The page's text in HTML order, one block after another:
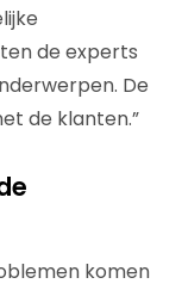
de experts
De
de klanten.”
komen